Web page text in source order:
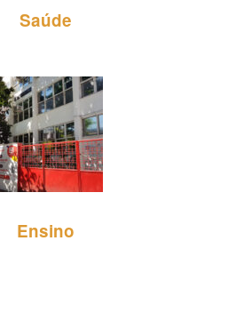
Saúde
Ensino